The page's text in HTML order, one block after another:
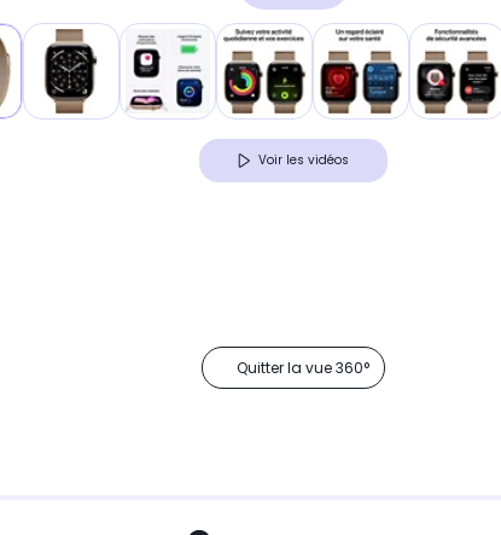
Voir les vidéos
Quitter la vue 360°